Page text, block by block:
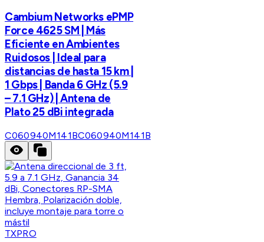
Cambium Networks ePMP
Force 4625 SM | Más
Eficiente en Ambientes
Ruidosos | Ideal para
distancias de hasta 15 km |
1 Gbps | Banda 6 GHz (5.9
– 7.1 GHz) | Antena de
Plato 25 dBi integrada
C060940M141BC060940M141B
TXPRO